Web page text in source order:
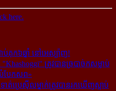
here.
គុក​៦ឆ្នាំ នៅ​អេស្ប៉ាញ!
"Khashoggi" ត្រូវ​បាន​ច្របាច់ក​សម្លាប់​
បំបែក​សព»
ាត់​ប្រេស៊ីល​ម្នាក់​ត្រូវ​បាន​រក​ឃើញ​ស្លាប់​